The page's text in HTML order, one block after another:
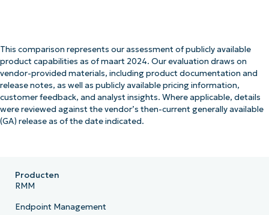
This comparison represents our assessment of publicly available
product capabilities as of maart 2024. Our evaluation draws on
vendor-provided materials, including product documentation and
release notes, as well as publicly available pricing information,
customer feedback, and analyst insights. Where applicable, details
were reviewed against the vendor’s then-current generally available
(GA) release as of the date indicated.
Producten
RMM
Endpoint Management